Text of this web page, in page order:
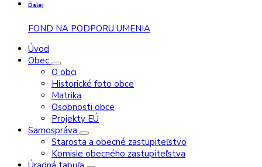
Ďalej
FOND NA PODPORU UMENIA
Úvod
Obec
O obci
Historické foto obce
Matrika
Osobnosti obce
Projekty EÚ
Samospráva
Starosta a obecné zastupiteľstvo
Komisie obecného zastupiteľstva